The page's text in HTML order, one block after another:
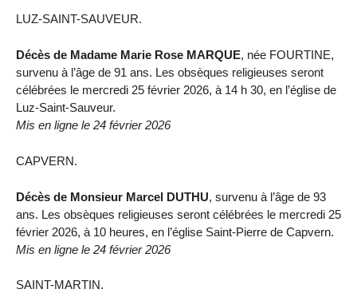
LUZ-SAINT-SAUVEUR.
Décès de Madame Marie Rose MARQUE, née FOURTINE,
survenu à l’âge de 91 ans. Les obsèques religieuses seront
célébrées le mercredi 25 février 2026, à 14 h 30, en l’église de
Luz-Saint-Sauveur.
Mis en ligne le 24 février 2026
CAPVERN.
Décès de Monsieur Marcel DUTHU, survenu à l’âge de 93
ans. Les obsèques religieuses seront célébrées le mercredi 25
février 2026, à 10 heures, en l’église Saint-Pierre de Capvern.
Mis en ligne le 24 février 2026
SAINT-MARTIN.